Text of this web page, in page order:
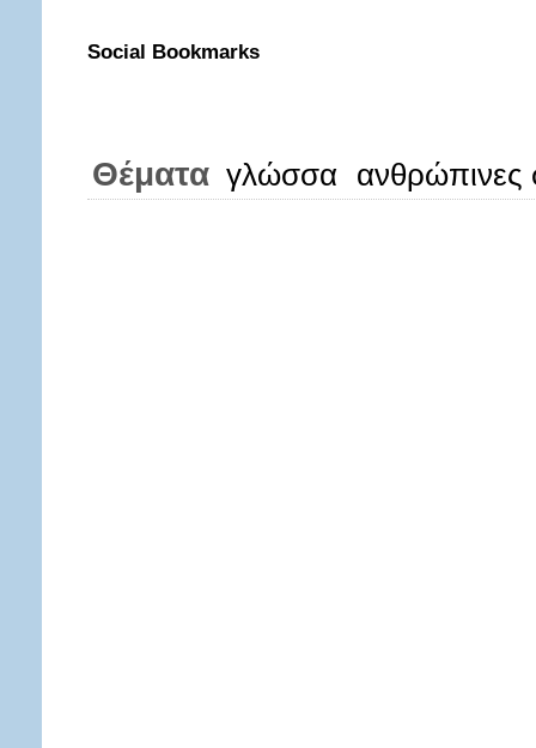
Social Bookmarks
Θέματα γλώσσα ανθρώπινες